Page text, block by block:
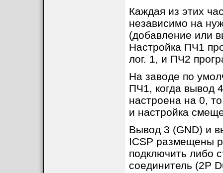
Каждая из этих
независимо на
(добавление или
Настройка ПЧ1
лог. 1, и ПЧ2
На заводе по
ПЧ1, когда вывод
настроена на 0,
и настройка
Вывод 3 (GND) и
ICSP размещены
подключить либо
соединитель (2P
Невозможно добиться нулевых
генератора и драйвера LED. Все
монтаже модуля в трансивер или
модуля наблюдаются, то
. Почему показания частоты
минимальным требованиям
измеряемый сигнал, должен быть
кабеля. Источник питания также
он не выдает шум или пульсации.
часто дают дополнительные
. Почему на дисплее
1. Точность измерений была
рубидиевому эталону частоты.
2. Чувствительность модуля,